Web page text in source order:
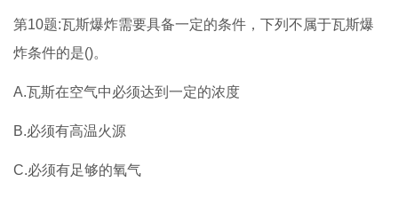
第10题:瓦斯爆炸需要具备一定的条件，下列不属于瓦斯爆
炸条件的是()。
A.瓦斯在空气中必须达到一定的浓度
B.必须有高温火源
C.必须有足够的氧气